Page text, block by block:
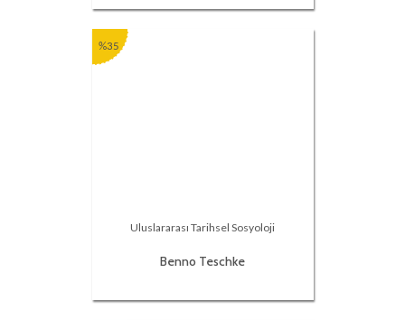
%35
Uluslararası Tarihsel Sosyoloji
Benno Teschke